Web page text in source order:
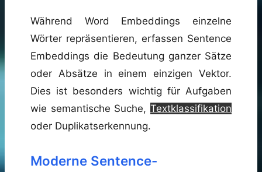
Während Word Embeddings einzelne
Wörter repräsentieren, erfassen Sentence
Embeddings die Bedeutung ganzer Sätze
oder Absätze in einem einzigen Vektor.
Dies ist besonders wichtig für Aufgaben
wie semantische Suche, Textklassifikation
oder Duplikatserkennung.
Moderne Sentence-